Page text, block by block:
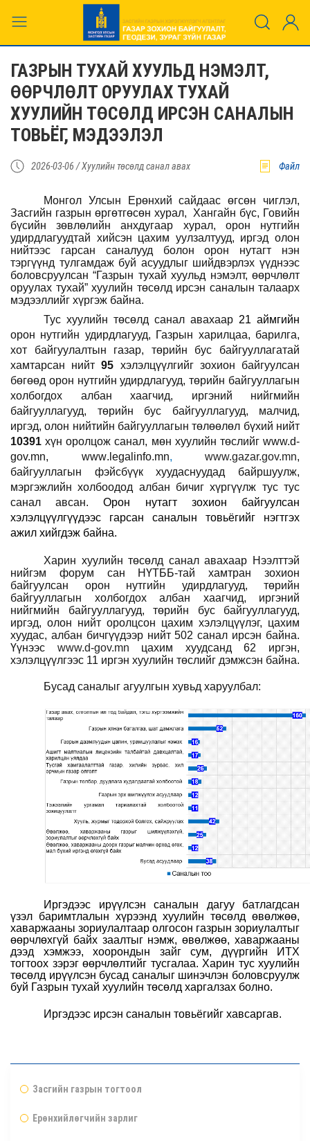
ГАЗРЫН ТУХАЙ ХУУЛЬД НЭМЭЛТ,
ӨӨРЧЛӨЛТ ОРУУЛАХ ТУХАЙ
ХУУЛИЙН ТӨСӨЛД ИРСЭН САНАЛЫН
ТОВЬЁГ, МЭДЭЭЛЭЛ
2026-03-06 /Хуулийн төсөлд санал авах Файл
Монгол Улсын Ерөнхий сайдаас өгсөн чиглэл,
Засгийн газрын өргөтгөсөн хурал,
Хангайн бүс, Говийн
бүсийн зөвлөлийн анхдугаар хурал, орон нутгийн
удирдлагуудтай хийсэн цахим уулзалтууд, иргэд олон
нийтээс гарсан саналууд болон
орон нутагт нэн
тэргүүнд тулгамдаж буй асуудлыг шийдвэрлэх үүднээс
боловсруулсан “Газрын тухай хуульд нэмэлт, өөрчлөлт
оруулах тухай” хуулийн төсөлд ирсэн саналын талаарх
мэдээллийг хүргэж байна.
Тус хуулийн төсөлд санал авахаар 21 аймгийн
орон нутгийн удирдлагууд, Газрын харилцаа, барилга,
хот байгуулалтын газар, төрийн бус байгууллагатай
хамтарсан нийт95 хэлэлцүүлгийг зохион байгуулсан
бөгөөд орон нутгийн удирдлагууд, төрийн байгууллагын
холбогдох албан хаагчид, иргэний нийгмийн
байгууллагууд, төрийн бус байгууллагууд, малчид,
иргэд, олон нийтийн байгууллагын төлөөлөл бүхий нийт
10391 хүн оролцож санал, мөн хуулийн төслийгwww.d-
gov.mn, www. legalinfo.mn, www.gazar.gov.mn,
байгууллагын фэйсбүүк хуудаснуудад байршуулж,
мэргэжлийн холбоодод албан бичиг хүргүүлж тус тус
санал авсан. Орон нутагт зохион байгуулсан
хэлэлцүүлгүүдээс гарсан саналын товьёгийг нэгтгэх
ажил хийгдэж байна.
Харин хуулийн төсөлд санал авахаар Нээлттэй
нийгэм форум сан НҮТББ-тай хамтран зохион
байгуулсан орон нутгийн удирдлагууд, төрийн
байгууллагын холбогдох албан хаагчид, иргэний
нийгмийн байгууллагууд, төрийн бус байгууллагууд,
иргэд, олон нийт оролцсон цахим хэлэлцүүлэг, цахим
хуудас, албан бичгүүдээр нийт 502 санал ирсэн байна.
Үүнээс www.d-gov.mn цахим хуудсанд 62 иргэн,
хэлэлцүүлгээс 11 иргэн хуулийн төслийг дэмжсэн байна.
Бусад саналыг агуулгын хувьд харуулбал:
Иргэдээс ирүүлсэн саналын дагуу батлагдсан
үзэл баримтлалын хүрээнд хуулийн төсөлд өвөлжөө,
хаваржааны зориулалтаар олгосон газрын зориулалтыг
өөрчлөхгүй байх заалтыг нэмж, өвөлжөө, хаваржааны
дээд хэмжээ, хоорондын зайг сум, дүүргийн ИТХ
тогтоох зэрэг өөрчлөлтийг тусгалаа. Харин тус хуулийн
төсөлд ирүүлсэн бусад саналыг шинэчлэн боловсруулж
буй Газрын тухай хуулийн төсөлд харгалзах болно.
Иргэдээс ирсэн саналын товьёгийг хавсаргав.
Засгийн газрын тогтоол
Ерөнхийлөгчийн зарлиг